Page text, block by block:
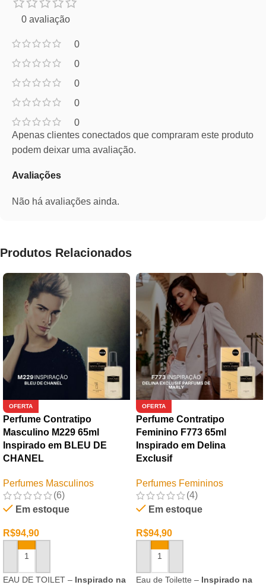
0 avaliação
0
0
0
0
0
Avaliações
Não há avaliações ainda.
Apenas clientes conectados que compraram este produto
podem deixar uma avaliação.
Produtos Relacionados
OFERTA
Perfume Contratipo
Masculino M229 65ml
Inspirado em BLEU DE
CHANEL
Perfumes Masculinos
(6)
Em estoque
R$94,90
ADICIONAR AO CARRINHO
EAU DE TOILET – Inspirado na
OFERTA
Perfume Contratipo
Feminino F773 65ml
Inspirado em Delina
Exclusif
Perfumes Femininos
(4)
Em estoque
R$94,90
ADICIONAR AO CARRINHO
Eau de Toilette – Inspirado na